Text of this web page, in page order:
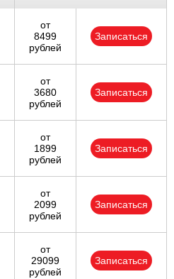
от
8499
рублей
Записаться
от
3680
рублей
Записаться
от
1899
рублей
Записаться
от
2099
рублей
Записаться
от
29099
рублей
Записаться